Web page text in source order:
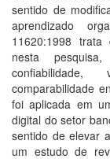
sentido de
aprendizado
11620:1998 trata
nesta
comparabilidade
foi aplicada em
digital do setor
sentido de elevar
um estudo de